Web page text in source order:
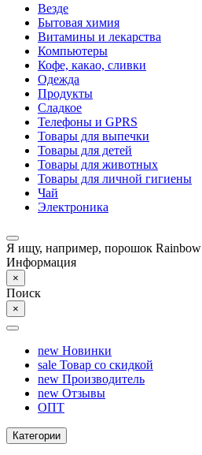
Везде
Бытовая химия
Витамины и лекарства
Компьютеры
Кофе, какао, сливки
Одежда
Продукты
Сладкое
Телефоны и GPRS
Товары для выпечки
Товары для детей
Товары для животных
Товары для личной гигиены
Чай
Электроника
Я ищу, например, порошок Rainbow
Информация
×
Поиск
×
new Новинки
sale Товар со скидкой
new Производитель
new Отзывы
ОПТ
Категории